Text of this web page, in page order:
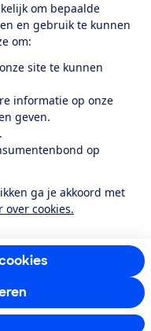
om bepaalde
en gebruik te kunnen
om:
site te kunnen
informatie op onze
geven.
op
ga je akkoord met
over cookies.
YoutubeLinkedIn
met gemiddeld